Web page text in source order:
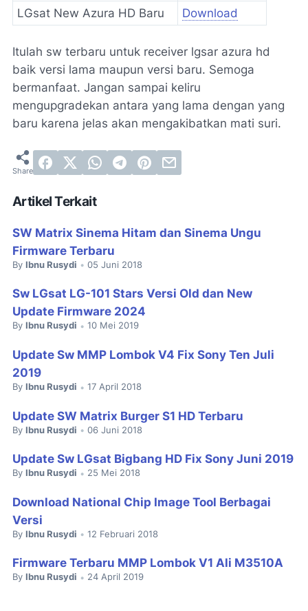
LGsat New Azura HD Baru
Download
Itulah sw terbaru untuk receiver lgsar azura hd
baik versi lama maupun versi baru. Semoga
bermanfaat. Jangan sampai keliru
mengupgradekan antara yang lama dengan yang
baru karena jelas akan mengakibatkan mati suri.
Artikel Terkait
SW Matrix Sinema Hitam dan Sinema Ungu
Firmware Terbaru
By Ibnu Rusydi • 05 Juni 2018
Sw LGsat LG-101 Stars Versi Old dan New
Update Firmware 2024
By Ibnu Rusydi • 10 Mei 2019
Update Sw MMP Lombok V4 Fix Sony Ten Juli
2019
By Ibnu Rusydi • 17 April 2018
Update SW Matrix Burger S1 HD Terbaru
By Ibnu Rusydi • 06 Juni 2018
Update Sw LGsat Bigbang HD Fix Sony Juni 2019
By Ibnu Rusydi • 25 Mei 2018
Download National Chip Image Tool Berbagai
Versi
By Ibnu Rusydi • 12 Februari 2018
Firmware Terbaru MMP Lombok V1 Ali M3510A
By Ibnu Rusydi • 24 April 2019